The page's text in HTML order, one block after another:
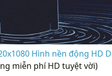
Hình nền động HD
miễn phí HD tuyệt vời)